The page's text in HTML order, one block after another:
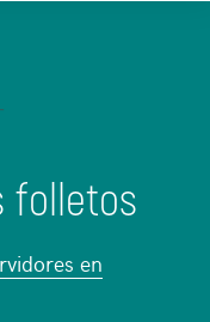
folletos
en